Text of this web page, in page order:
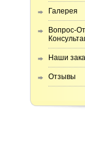
Галерея
Вопрос-
Наши
Отзывы